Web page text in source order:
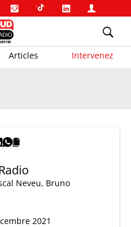
Articles Intervenez
Neveu, Bruno
2021